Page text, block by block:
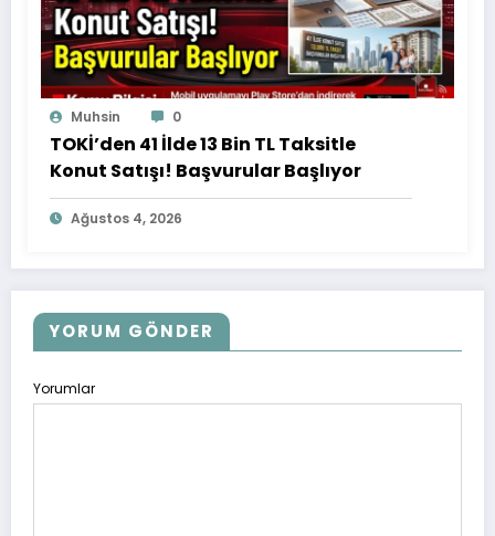
Muhsin 0
TOKİ’den 41 İlde 13 Bin TL Taksitle
Konut Satışı! Başvurular Başlıyor
Ağustos 4, 2026
YORUM GÖNDER
Yorumlar